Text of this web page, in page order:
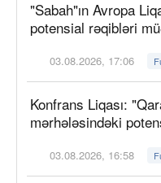
"Sabah"ın Avropa
potensial rəqibləri
03.08.2026, 17:06
Konfrans Liqası:
mərhələsindəki
03.08.2026, 16:58